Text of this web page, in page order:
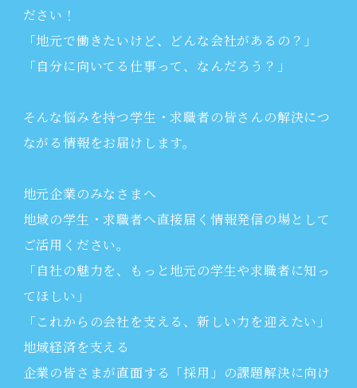
ださい！
「地元で働きたいけど、どんな会社があるの？」
「自分に向いてる仕事って、なんだろう？」
そんな悩みを持つ学生・求職者の皆さんの解決につ
ながる情報をお届けします。
地元企業のみなさまへ
地域の学生・求職者へ直接届く情報発信の場として
ご活用ください。
「自社の魅力を、もっと地元の学生や求職者に知っ
てほしい」
「これからの会社を支える、新しい力を迎えたい」
地域経済を支える
企業の皆さまが直面する「採用」の課題解決に向け